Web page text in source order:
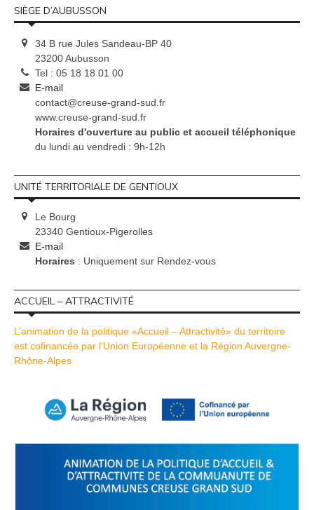
SIÈGE D’AUBUSSON
34 B rue Jules Sandeau-BP 40
23200 Aubusson
Tel : 05 18 18 01 00
E-mail
contact@creuse-grand-sud.fr
www.creuse-grand-sud.fr
Horaires d'ouverture au public et accueil téléphonique
du lundi au vendredi : 9h-12h
UNITÉ TERRITORIALE DE GENTIOUX
Le Bourg
23340 Gentioux-Pigerolles
E-mail
Horaires : Uniquement sur Rendez-vous
ACCUEIL – ATTRACTIVITÉ
L’animation de la politique «Accueil – Attractivité» du territoire
est cofinancée par l’Union Européenne et la Région Auvergne-
Rhône-Alpes